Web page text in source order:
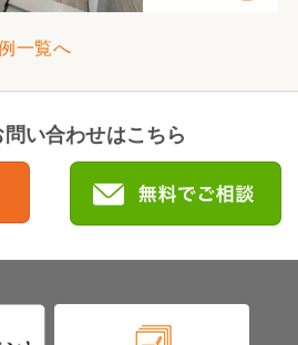
一覧へ
い合わせはこちら